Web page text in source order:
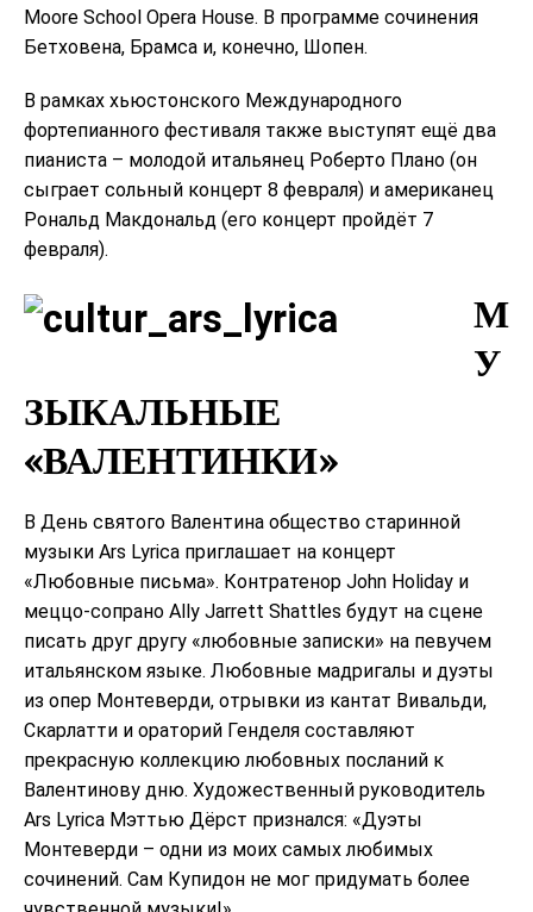
Moore School Opera House. В программе сочинения
Бетховена, Брамса и, конечно, Шопен.
В рамках хьюстонского Международного
фортепианного фестиваля также выступят ещё два
пианиста – молодой итальянец Роберто Плано (он
сыграет сольный концерт 8 февраля) и американец
Рональд Макдональд (его концерт пройдёт 7
февраля).
М
У
ЗЫКАЛЬНЫЕ
«ВАЛЕНТИНКИ»
В День святого Валентина общество старинной
музыки Ars Lyrica приглашает на концерт
«Любовные письма». Контратенор John Holiday и
меццо-сопрано Ally Jarrett Shattles будут на сцене
писать друг другу «любовные записки» на певучем
итальянском языке. Любовные мадригалы и дуэты
из опер Монтеверди, отрывки из кантат Вивальди,
Скарлатти и ораторий Генделя составляют
прекрасную коллекцию любовных посланий к
Валентинову дню. Художественный руководитель
Ars Lyrica Мэттью Дёрст признался: «Дуэты
Монтеверди – одни из моих самых любимых
сочинений. Сам Купидон не мог придумать более